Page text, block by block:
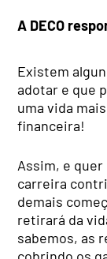
A DECO
Existem
adotar e que
uma vida
financeira!
Assim, e
carreira
demais
retirará da
sabemos, as